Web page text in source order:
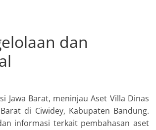
dan
Jawa Barat, meninjau Aset Villa Dinas
di Ciwidey, Kabupaten Bandung.
informasi terkait pembahasan aset